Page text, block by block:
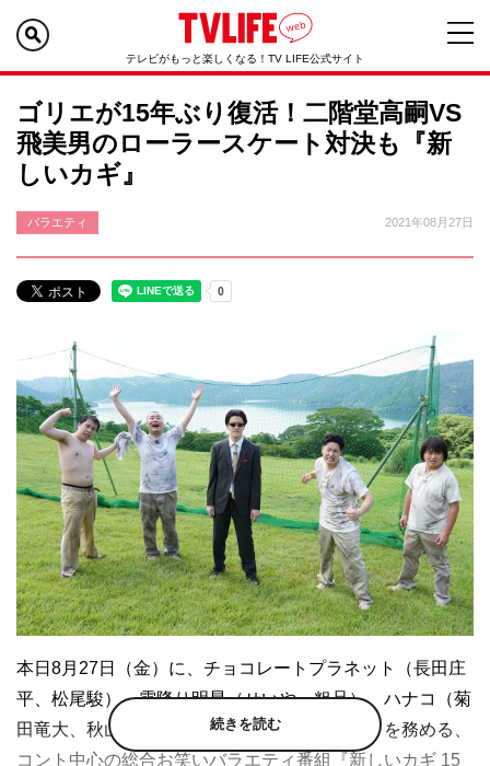
テレビがもっと楽しくなる！TV LIFE公式サイト
ゴリエが15年ぶり復活！二階堂高嗣VS
飛美男のローラースケート対決も『新
しいカギ』
バラエティ 2021年08月27日
本日8月27日（金）に、チョコレートプラネット（長田庄
平、松尾駿）、霜降り明星（せいや、粗品）、ハナコ（菊
田竜大、秋山寛貴、岡部大）がメインキャストを務める、
コント中心の総合お笑いバラエティ番組『新しいカギ 15
続きを読む